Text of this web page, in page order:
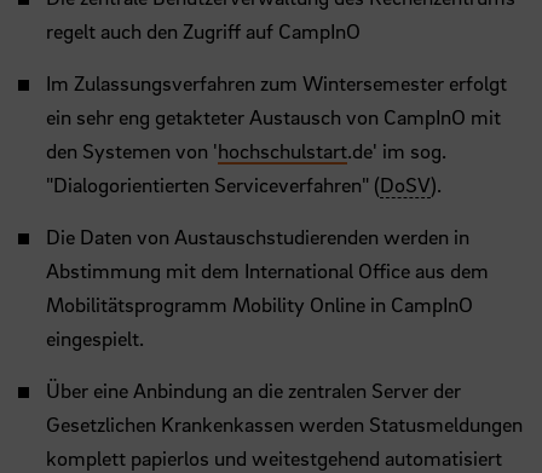
regelt auch den Zugriff auf CampInO
Im Zulassungsverfahren zum Wintersemester erfolgt
ein sehr eng getakteter Austausch von CampInO mit
den Systemen von 'hochschulstart.de' im sog.
"Dialogorientierten Serviceverfahren" (DoSV).
Die Daten von Austauschstudierenden werden in
Abstimmung mit dem International Office aus dem
Mobilitätsprogramm Mobility Online in CampInO
eingespielt.
Über eine Anbindung an die zentralen Server der
Gesetzlichen Krankenkassen werden Statusmeldungen
komplett papierlos und weitestgehend automatisiert